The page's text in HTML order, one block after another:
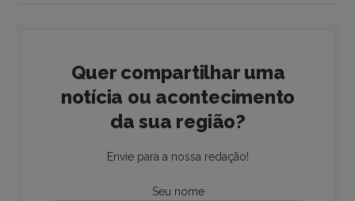
Quer compartilhar uma
notícia ou acontecimento
da sua região?
Envie para a nossa redação!
Seu nome